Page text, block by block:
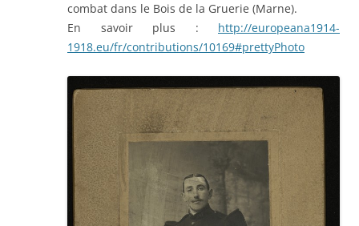
combat dans le Bois de la Gruerie (Marne).
En savoir plus : http://europeana1914-
1918.eu/fr/contributions/10169#prettyPhoto